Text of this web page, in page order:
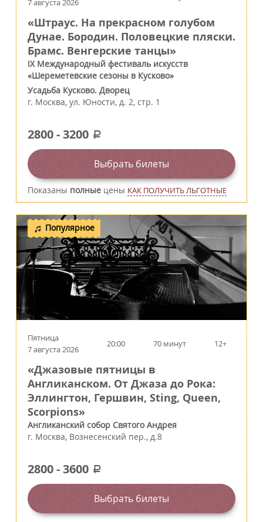
«Штраус. На прекрасном голубом
Дунае. Бородин. Половецкие пляски.
Брамс. Венгерские танцы»
IX Международный фестиваль искусств
«Шереметевские сезоны в Кусково»
Усадьба Кусково. Дворец
г. Москва, ул. Юности, д. 2, стр. 1
2800-3200 a
Выбрать билеты
Показаны полные цены КАК ПОЛУЧИТЬ ЛЬГОТНЫЕ
Популярное
Пятница
7 августа 2026
20:00 70 минут 12+
«Джазовые пятницы в
Англиканском. От Джаза до Рока:
Эллингтон, Гершвин, Sting, Queen,
Scorpions»
Англиканский собор Святого Андрея
г. Москва, Вознесенский пер., д.8
2800-3600 a
Выбрать билеты